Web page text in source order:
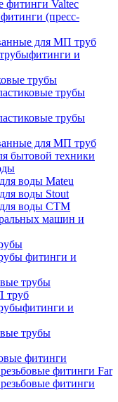
Valtec
(пресс-
для МП труб
и
трубы
трубы
трубы
для МП труб
бытовой техники
воды Mateu
воды Stout
воды СТМ
машин и
фитинги и
трубы
труб
и
трубы
фитинги
фитинги Far
фитинги